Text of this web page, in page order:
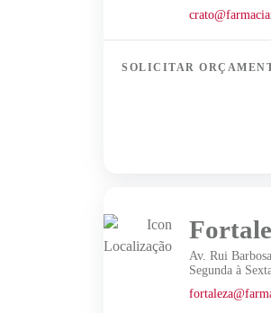
SOLICITAR
Av. Rui
Segunda à